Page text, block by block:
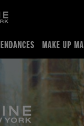
MAKE UP